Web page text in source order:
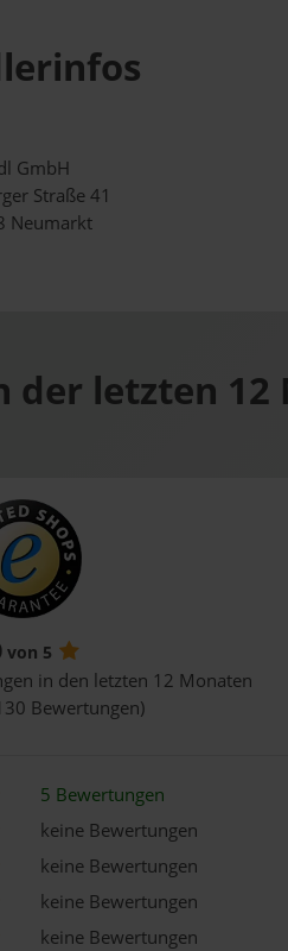
GmbH
Straße 41
Neumarkt
der letzten 12
von 5
in den letzten 12 Monaten
Bewertungen)
5 Bewertungen
keine Bewertungen
keine Bewertungen
keine Bewertungen
keine Bewertungen